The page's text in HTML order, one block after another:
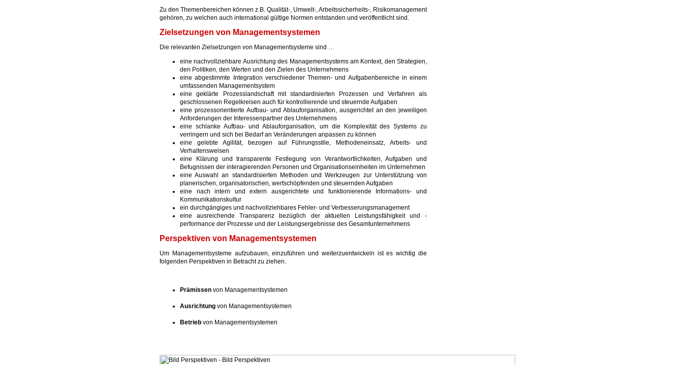
Zu den Themenbereichen können z.B. Qualität-, Umwelt-, Arbeitssicherheits-, Risikomanagement
gehören, zu welchen auch international gültige Normen entstanden und veröffentlicht sind.
Zielsetzungen von Managementsystemen
Die relevanten Zielsetzungen von Managementsysteme sind …
eine nachvollziehbare Ausrichtung des Managementsystems am Kontext, den Strategien,
den Politiken, den Werten und den Zielen des Unternehmens
eine abgestimmte Integration verschiedener Themen- und Aufgabenbereiche in einem
umfassenden Managementsystem
eine geklärte Prozesslandschaft mit standardisierten Prozessen und Verfahren als
geschlossenen Regelkreisen auch für kontrollierende und steuernde Aufgaben
eine prozessorientierte Aufbau- und Ablauforganisation, ausgerichtet an den jeweiligen
Anforderungen der Interessenpartner des Unternehmens
eine schlanke Aufbau- und Ablauforganisation, um die Komplexität des Systems zu
verringern und sich bei Bedarf an Veränderungen anpassen zu können
eine gelebte Agilität, bezogen auf Führungsstile, Methodeneinsatz, Arbeits- und
Verhaltensweisen
eine Klärung und transparente Festlegung von Verantwortlichkeiten, Aufgaben und
Befugnissen der interagierenden Personen und Organisationseinheiten im Unternehmen
eine Auswahl an standardisierten Methoden und Werkzeugen zur Unterstützung von
planerischen, organisatorischen, wertschöpfenden und steuernden Aufgaben
eine nach intern und extern ausgerichtete und funktionierende Informations- und
Kommunikationskultur
ein durchgängiges und nachvollziehbares Fehler- und Verbesserungsmanagement
eine ausreichende Transparenz bezüglich der aktuellen Leistungsfähigkeit und -
performance der Prozesse und der Leistungsergebnisse des Gesamtunternehmens
Perspektiven von Managementsystemen
Um Managementsysteme aufzubauen, einzuführen und weiterzuentwickeln ist es wichtig die
folgenden Perspektiven in Betracht zu ziehen.
Prämissen von Managementsystemen
Ausrichtung von Managementsystemen
Betrieb von Managementsystemen